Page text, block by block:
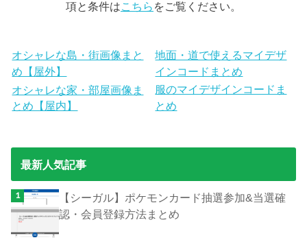
項と条件はこちら をご覧ください。
オシャレな島・街画像まと
め【屋外】
地面・道で使えるマイデザ
インコードまとめ
オシャレな家・部屋画像ま
とめ【屋内】
服のマイデザインコードま
とめ
最新人気記事
【シーガル】ポケモンカード抽選参加&当選確
認・会員登録方法まとめ